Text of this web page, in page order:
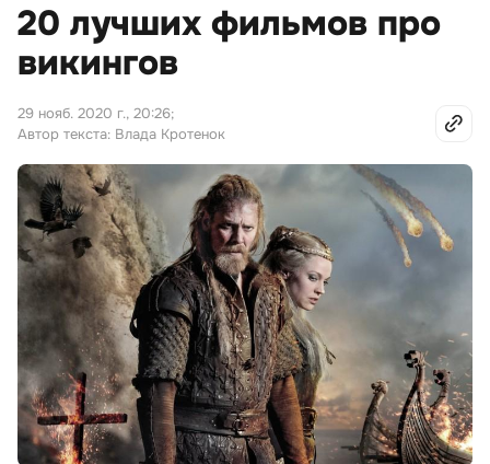
20 лучших фильмов про
викингов
29 нояб. 2020 г., 20:26;
Автор текста: Влада Кротенок